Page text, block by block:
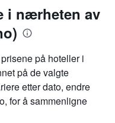
i nærheten av
på hoteller i
på de valgte
etter dato, endre
for å sammenligne